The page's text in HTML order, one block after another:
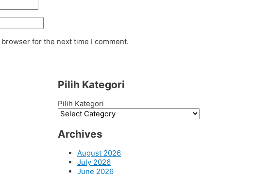
for the next time I comment.
Pilih Kategori
Pilih Kategori
Archives
August 2026
July 2026
June 2026